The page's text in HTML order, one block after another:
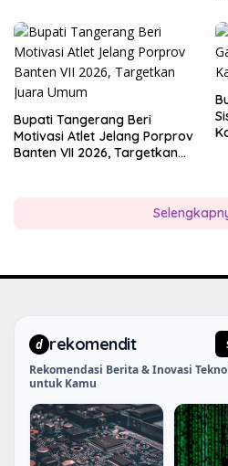
Bupati Tangerang Beri
Motivasi Atlet Jelang Porprov
Banten VII 2026, Targetkan
d rekomendit
Rekomendasi Berita & Inovasi
untuk Kamu